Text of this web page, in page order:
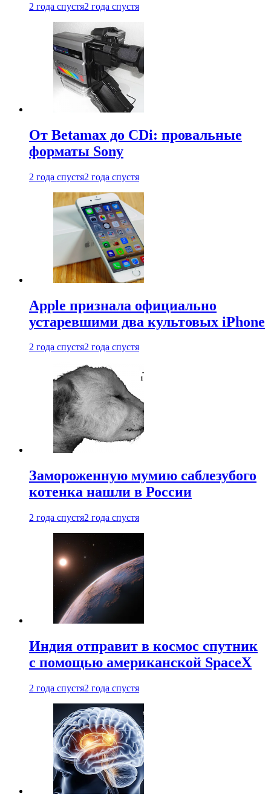
2 года спустя2 года спустя
От Betamax до CDi: провальные
форматы Sony
2 года спустя2 года спустя
Apple признала официально
устаревшими два культовых iPhone
2 года спустя2 года спустя
Замороженную мумию саблезубого
котенка нашли в России
2 года спустя2 года спустя
Индия отправит в космос спутник
с помощью американской SpaceX
2 года спустя2 года спустя